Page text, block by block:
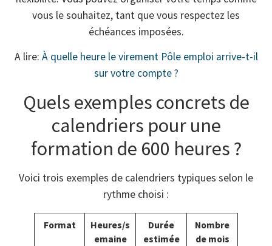
vous le souhaitez, tant que vous respectez les
échéances imposées.
A lire: À quelle heure le virement Pôle emploi arrive-t-il
sur votre compte ?
Quels exemples concrets de
calendriers pour une
formation de 600 heures ?
Voici trois exemples de calendriers typiques selon le
rythme choisi :
Format
Heures/s
emaine
Durée
estimée
Nombre
de mois